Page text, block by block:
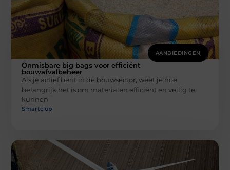
AANBIEDINGEN
Onmisbare big bags voor efficiënt
bouwafvalbeheer
Als je actief bent in de bouwsector, weet je hoe
belangrijk het is om materialen efficiënt en veilig te
kunnen
Smartclub